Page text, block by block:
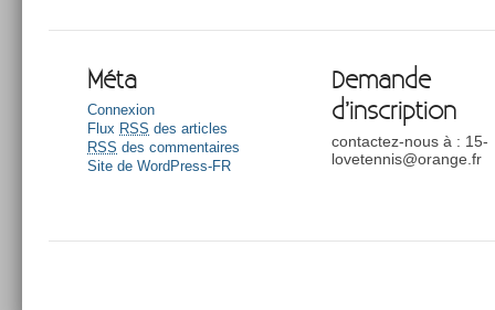
Méta
Connexion
Flux RSS des articles
RSS des commentaires
Site de WordPress-FR
Demande
d’inscription
contactez-nous à : 15-
lovetennis@orange.fr